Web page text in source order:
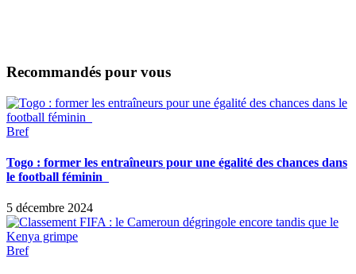
Recommandés pour vous
Bref
Togo : former les entraîneurs pour une égalité des chances dans
le football féminin
5 décembre 2024
Bref